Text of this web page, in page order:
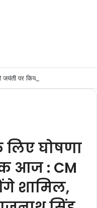
जयंती पर किया नमन
घोषणा
आज : CM
शामिल,